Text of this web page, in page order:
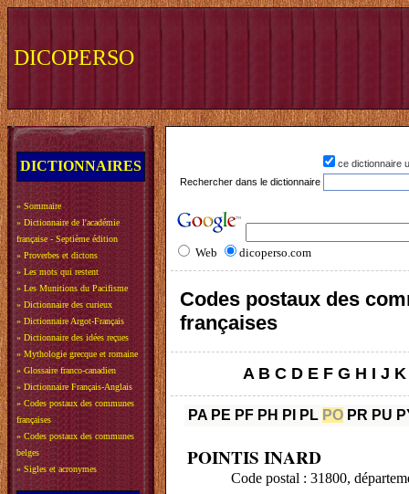
DICOPERSO
DICTIONNAIRES
» Sommaire
» Dictionnaire de l'académie
française - Septième édition
» Proverbes et dictons
» Les mots qui restent
» Les Munitions du Pacifisme
» Dictionnaire des curieux
» Dictionnaire Argot-Français
» Dictionnaire des idées reçues
» Mythologie grecque et romaine
» Glossaire franco-canadien
» Dictionnaire Français-Anglais
» Codes postaux des communes
françaises
» Codes postaux des communes
belges
» Sigles et acronymes
ce dictionnaire
Rechercher dans le dictionnaire
Web dicoperso.com
Codes postaux des
françaises
A B C D E F G H I J K
PA PE PF PH PI PL PO PR PU
POINTIS INARD
Code postal : 31800,